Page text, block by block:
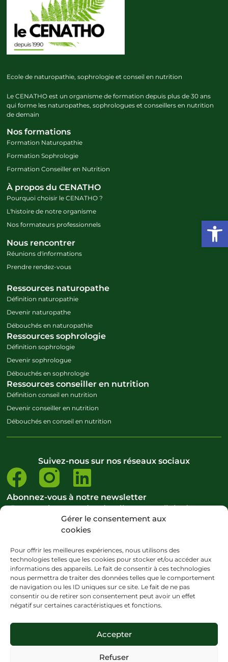
Ouvrir
Gérer le consentement aux
cookies
Pour offrir les meilleures expériences, nous utilisons des
technologies telles que les cookies pour stocker et/ou accéder aux
informations des appareils. Le fait de consentir à ces technologies
nous permettra de traiter des données telles que le comportement
de navigation ou les ID uniques sur ce site. Le fait de ne pas
consentir ou de retirer son consentement peut avoir un effet
négatif sur certaines caractéristiques et fonctions.
Accepter
Refuser
Ecole de naturopathie, sophrologie et conseil en nutrition
Le CENATHO est un organisme de formation depuis plus de 30 ans
qui forme les naturopathes, sophrologues et conseillers en nutrition
de demain
Nos formations
Formation Naturopathie
Formation Sophrologie
Formation Conseiller en Nutrition
À propos du CENATHO
Pourquoi choisir le CENATHO ?
L'histoire de notre organisme
Nos formateurs professionnels
Nous rencontrer
Réunions d'informations
Prendre rendez-vous
Ressources naturopathe
Définition naturopathie
Devenir naturopathe
Débouchés en naturopathie
Ressources sophrologie
Définition sophrologie
Devenir sophrologue
Débouchés en sophrologie
Ressources conseiller en nutrition
Définition conseil en nutrition
Devenir conseiller en nutrition
Débouchés en conseil en nutrition
Suivez-nous sur nos réseaux sociaux
Abonnez-vous à notre newsletter
Pour ne rien rater des dernières actualités de notre
école et du domaine du bien-être.
Copyright ©CENATHO – 2024 – Tous droits réservés
Mentions légales–Politique de cookies–CGV–Plan du site –Politique
d’accessibilité
Site internet créé avec <3 parLa Digit’Cave
Personnes en situation de handicap
: nous avons à cœur d’accueillir